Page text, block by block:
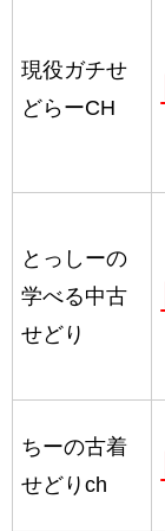
現役ガチせ
どらーCH
とっしーの
学べる中古
せどり
ちーの古着
せどりch